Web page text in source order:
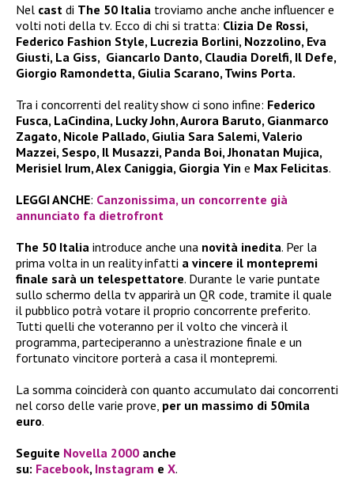
Nel cast di The 50 Italia troviamo anche anche influencer e
volti noti della tv. Ecco di chi si tratta: Clizia De Rossi,
Federico Fashion Style, Lucrezia Borlini, Nozzolino, Eva
Giusti, La Giss, Giancarlo Danto, Claudia Dorelfi, Il Defe,
Giorgio Ramondetta, Giulia Scarano, Twins Porta.
Tra i concorrenti del reality show ci sono infine: Federico
Fusca, LaCindina, Lucky John, Aurora Baruto, Gianmarco
Zagato, Nicole Pallado, Giulia Sara Salemi, Valerio
Mazzei, Sespo, Il Musazzi, Panda Boi, Jhonatan Mujica,
Merisiel Irum, Alex Caniggia, Giorgia Yin e Max Felicitas.
LEGGI ANCHE: Canzonissima, un concorrente già
annunciato fa dietrofront
The 50 Italia introduce anche una novità inedita. Per la
prima volta in un reality infatti a vincere il montepremi
finale sarà un telespettatore. Durante le varie puntate
sullo schermo della tv apparirà un QR code, tramite il quale
il pubblico potrà votare il proprio concorrente preferito.
Tutti quelli che voteranno per il volto che vincerà il
programma, parteciperanno a un’estrazione finale e un
fortunato vincitore porterà a casa il montepremi.
La somma coinciderà con quanto accumulato dai concorrenti
nel corso delle varie prove, per un massimo di 50mila
euro.
Seguite Novella 2000 anche
su: Facebook, Instagram e X.